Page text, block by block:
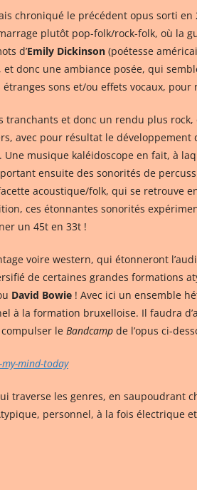
chroniqué le précédent opus sorti
plutôt pop-folk/rock-folk, où
d’Emily Dickinson (poétesse
donc une ambiance posée, qui
sons et/ou effets vocaux,
tranchants et donc un rendu plus
avec pour résultat le
musique kaléidoscope en fait, à
ensuite des sonorités de
acoustique/folk, qui se retrouve
ces étonnantes sonorités
un 45t en 33t !
voire western, qui étonneront
de certaines grandes formations
David Bowie ! Avec ici un ensemble
à la formation bruxelloise. Il faudra
le Bandcamp de l’opus ci-
mind-today
traverse les genres, en saupoudrant
personnel, à la fois électrique